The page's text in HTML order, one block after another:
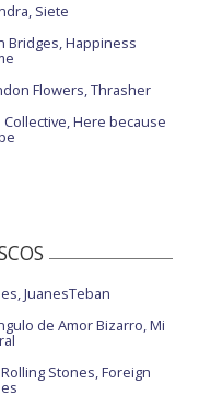
Siete
Bridges, Happiness
Flowers, Thrasher
Collective, Here because
JuanesTeban
de Amor Bizarro, Mi
Stones, Foreign